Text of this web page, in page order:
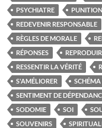
PSYCHIATRE
PUNITION
REDEVENIR RESPONSABLE
RÈGLES DE MORALE
RÉPONSES
RESSENTIR LA VÉRITÉ
S'AMÉLIORER
SCHÉMA
SENTIMENT DE
SODOMIE
SOI
SOUVENIRS